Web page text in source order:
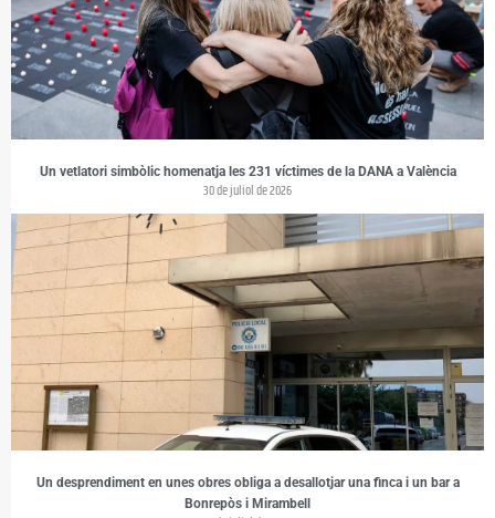
Un vetlatori simbòlic homenatja les 231 víctimes de la DANA a València
30 de juliol de 2026
Un desprendiment en unes obres obliga a desallotjar una finca i un bar a
Bonrepòs i Mirambell